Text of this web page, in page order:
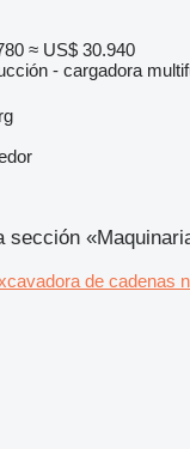
≈ US$ 30.940
- cargadora
sección